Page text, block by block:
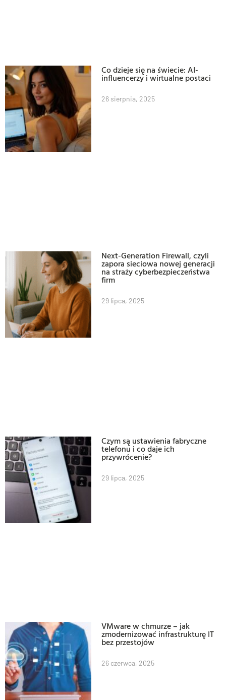
Co dzieje się na świecie: AI-
influencerzy i wirtualne postaci
26 sierpnia, 2025
Next-Generation Firewall, czyli
zapora sieciowa nowej generacji
na straży cyberbezpieczeństwa
firm
29 lipca, 2025
Czym są ustawienia fabryczne
telefonu i co daje ich
przywrócenie?
29 lipca, 2025
VMware w chmurze – jak
zmodernizować infrastrukturę IT
bez przestojów
26 czerwca, 2025